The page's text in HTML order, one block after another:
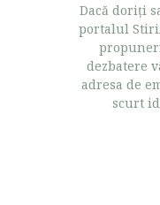
Dacă doriţi
portalul
dezbatere
adresa de
scurt